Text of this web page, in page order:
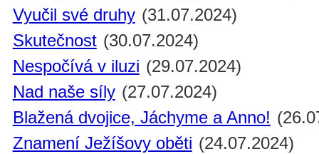
Vyučil své druhy (31.07.2024)
Skutečnost (30.07.2024)
Nespočívá v iluzi (29.07.2024)
Nad naše síly (27.07.2024)
Blažená dvojice, Jáchyme a Anno!
Znamení Ježíšovy oběti (24.07.2024)